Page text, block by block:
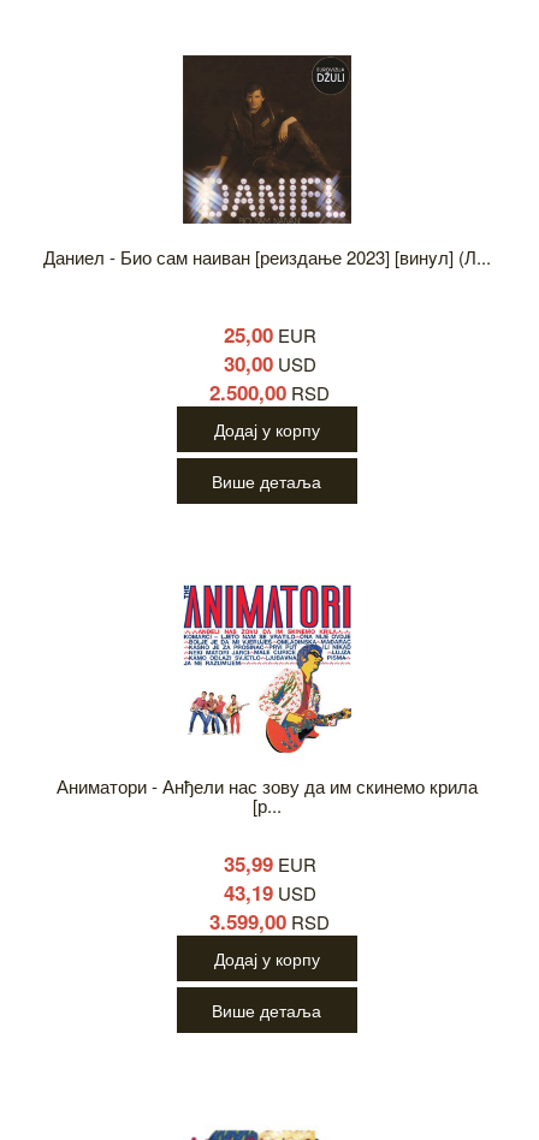
Даниел - Био сам наиван [реиздање 2023] [винyл] (Л...
25,00EUR
30,00USD
2.500,00 RSD
Додај у корпу
Више детаља
Аниматори - Анђели нас зову да им скинемо крила
[р...
35,99EUR
43,19USD
3.599,00 RSD
Додај у корпу
Више детаља